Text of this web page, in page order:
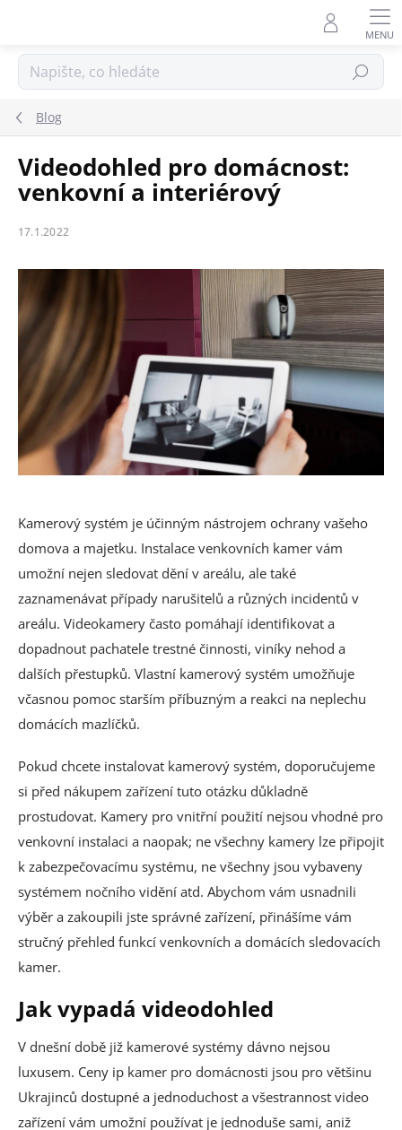
Hledat
Blog
Videodohled pro domácnost:
venkovní a interiérový
17.1.2022
Kamerový systém je účinným nástrojem ochrany vašeho
domova a majetku. Instalace venkovních kamer vám
umožní nejen sledovat dění v areálu, ale také
zaznamenávat případy narušitelů a různých incidentů v
areálu. Videokamery často pomáhají identifikovat a
dopadnout pachatele trestné činnosti, viníky nehod a
dalších přestupků. Vlastní kamerový systém umožňuje
včasnou pomoc starším příbuzným a reakci na neplechu
domácích mazlíčků.
Pokud chcete instalovat kamerový systém, doporučujeme
si před nákupem zařízení tuto otázku důkladně
prostudovat. Kamery pro vnitřní použití nejsou vhodné pro
venkovní instalaci a naopak; ne všechny kamery lze připojit
k zabezpečovacímu systému, ne všechny jsou vybaveny
systémem nočního vidění atd. Abychom vám usnadnili
výběr a zakoupili jste správné zařízení, přinášíme vám
stručný přehled funkcí venkovních a domácích sledovacích
kamer.
Jak vypadá videodohled
V dnešní době již kamerové systémy dávno nejsou
luxusem. Ceny ip kamer pro domácnosti jsou pro většinu
Ukrajinců dostupné a jednoduchost a všestrannost video
zařízení vám umožní používat je jednoduše sami, aniž